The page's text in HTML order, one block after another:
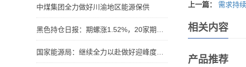
中煤集团全力做好川渝地区能源保供 上一篇： 需求持
相关内容
产品推荐